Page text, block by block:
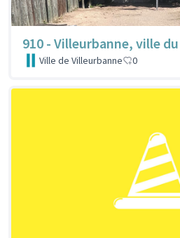
910 - Villeurbanne, ville
Ville de Villeurbanne 0